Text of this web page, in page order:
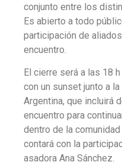
conjunto entre los
Es abierto a todo
participación de
encuentro.
El cierre será a las 18
con un sunset junto a
Argentina, que incluirá
encuentro para
dentro de la
contará con la
asadora Ana Sánchez.